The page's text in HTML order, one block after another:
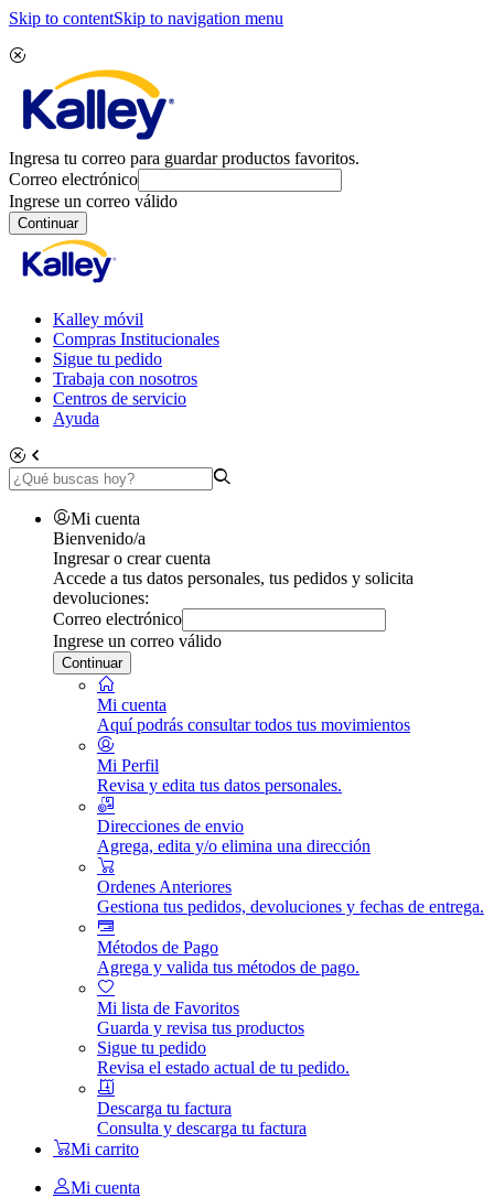
Skip to contentSkip to navigation menu
Ingresa tu correo para guardar productos favoritos.
Correo electrónico
Ingrese un correo válido
Continuar
Kalley móvil
Compras Institucionales
Sigue tu pedido
Trabaja con nosotros
Centros de servicio
Ayuda
Mi cuenta
Bienvenido/a
Ingresar o crear cuenta
Accede a tus datos personales, tus pedidos y solicita
devoluciones:
Correo electrónico
Ingrese un correo válido
Continuar
Mi cuenta
Aquí podrás consultar todos tus movimientos
Mi Perfil
Revisa y edita tus datos personales.
Direcciones de envio
Agrega, edita y/o elimina una dirección
Ordenes Anteriores
Gestiona tus pedidos, devoluciones y fechas de entrega.
Métodos de Pago
Agrega y valida tus métodos de pago.
Mi lista de Favoritos
Guarda y revisa tus productos
Sigue tu pedido
Revisa el estado actual de tu pedido.
Descarga tu factura
Consulta y descarga tu factura
Mi carrito
Mi cuenta